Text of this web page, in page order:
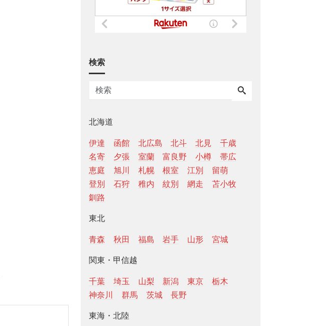
検索
北海道
伊達 函館 北広島 北斗 北見
千歳
名寄
夕張 室蘭 富良野 小樽
帯広
恵庭
旭川 札幌 根室 江別
留萌
登別
石狩 稚内 紋別 網走
苫小牧
釧路
東北
青森 秋田 福島 岩手 山形 宮城
関東・甲信越
千葉 埼玉 山梨 新潟 東京
栃木
神奈川
群馬 茨城 長野
東海・北陸